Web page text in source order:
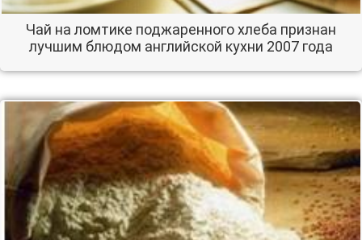
Чай на ломтике поджаренного хлеба признан
лучшим блюдом английской кухни 2007 года